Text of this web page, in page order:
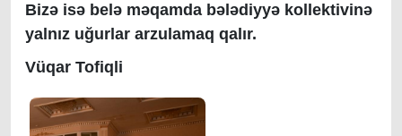
Bizə isə belə məqamda bələdiyyə kollektivinə
yalnız uğurlar arzulamaq qalır.
Vüqar Tofiqli